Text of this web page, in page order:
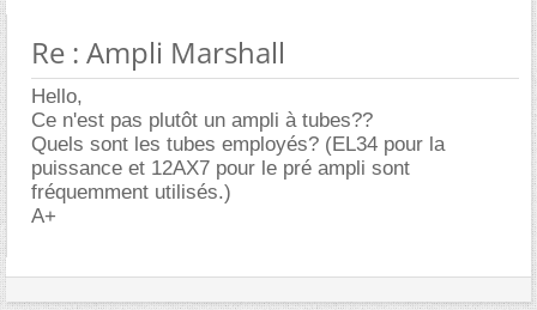
Re : Ampli Marshall
Hello,
Ce n'est pas plutôt un ampli à tubes??
Quels sont les tubes employés? (EL34 pour la
puissance et 12AX7 pour le pré ampli sont
fréquemment utilisés.)
A+